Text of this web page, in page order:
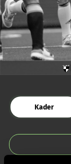
Kader